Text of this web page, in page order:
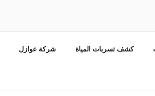
كشف تسربات المياة شركة عوازل